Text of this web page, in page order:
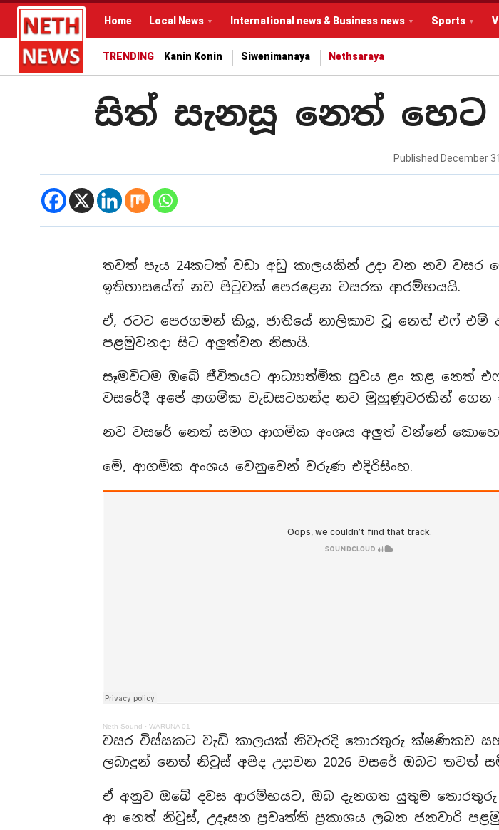
Home Local News International news & Business news Sports
TRENDING Kanin Konin Siwenimanaya Nethsaraya
සිත් සැනසූ නෙත්
Published December
තවත් පැය 24කටත් වඩා අඩු කාලයකින් උදා වන නව වසර
ඉතිහාසයේත් නව පිටුවක් පෙරළෙන වසරක ආරම්භයයි.
ඒ, රටට පෙරගමන් කියූ, ජාතියේ නාලිකාව වූ නෙත් එෆ් එම්
පළමුවනදා සිට අලුත්වන නිසායි.
සෑමවිටම ඔබේ ජීවිතයට ආධ්‍යාත්මික සුවය ළං කළ නෙත්
වසරේදී අපේ ආගමික වැඩසටහන්ද නව මුහුණුවරකින් ගෙන
නව වසරේ නෙත් සමග ආගමික අංශය අලුත් වන්නේ
මේ, ආගමික අංශය වෙනුවෙන් වරුණ එදිරිසිංහ.
Neth Sound · WARUNA 01
වසර විස්සකට වැඩි කාලයක් නිවැරදි තොරතුරු ක්ෂණිකව
ලබාදුන් නෙත් නිවුස් අපිද උදාවන 2026 වසරේ ඔබට තවත්
ඒ අනුව ඔබේ දවස ආරම්භයට, ඔබ දැනගත යුතුම
ආ නෙත් නිවුස්, උදෑසන ප්‍රවෘත්ති ප්‍රකාශය ලබන ජනවාරි